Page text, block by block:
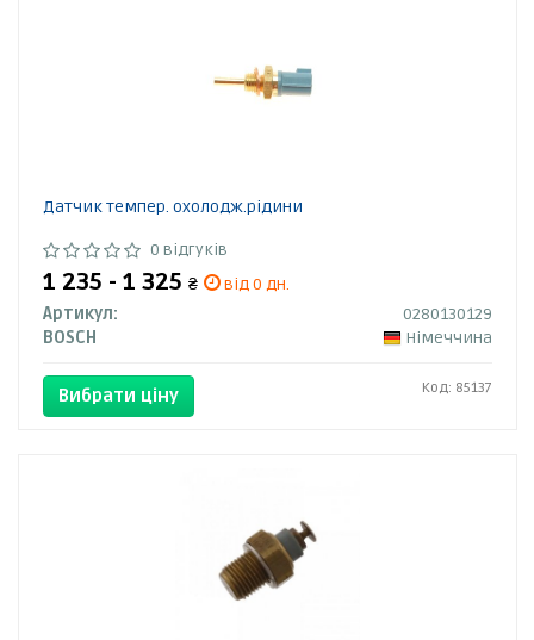
Датчик темпер. охолодж.рідини
0 відгуків
1 235 - 1 325 ₴
від 0 дн.
Артикул:
0280130129
BOSCH
Німеччина
Вибрати ціну Код: 85137